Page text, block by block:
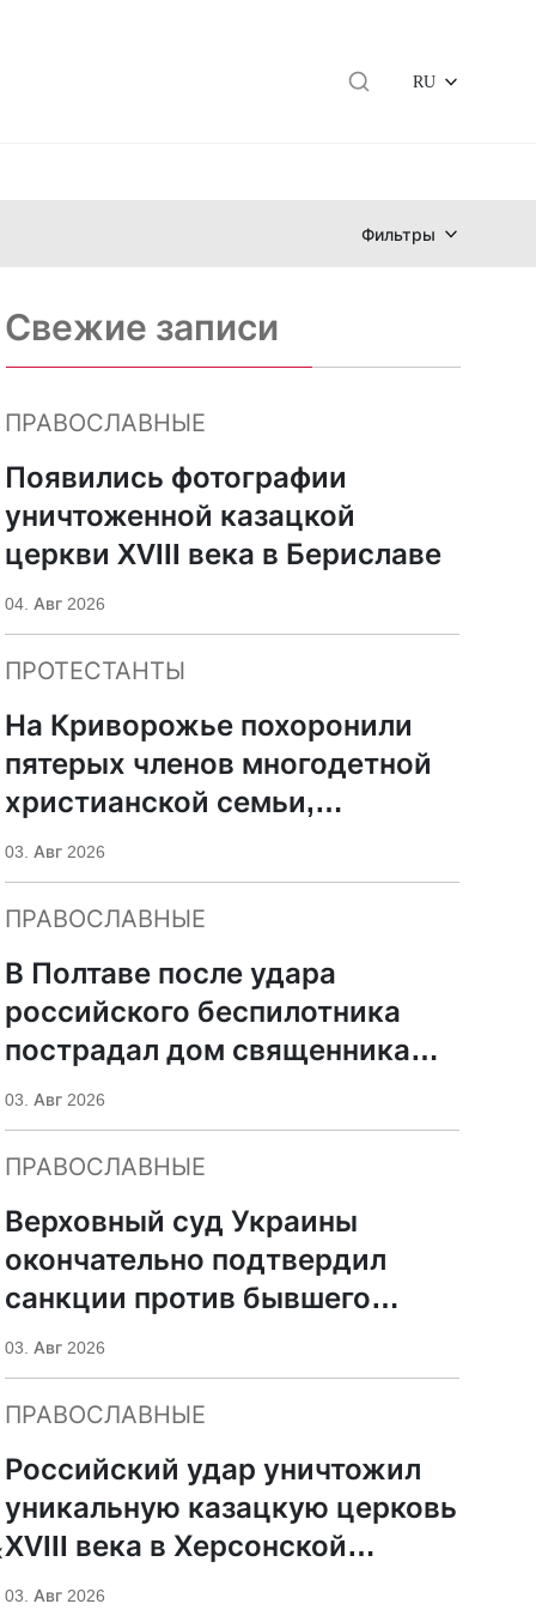
RU
Фильтры
Свежие записи
ПРАВОСЛАВНЫЕ
Появились фотографии
уничтоженной казацкой
церкви XVIII века в Бериславе
04. Авг 2026
ПРОТЕСТАНТЫ
На Криворожье похоронили
пятерых членов многодетной
христианской семьи,
погибших при российском
ударе
03. Авг 2026
ПРАВОСЛАВНЫЕ
В Полтаве после удара
российского беспилотника
пострадал дом священника
УПЦ
03. Авг 2026
ПРАВОСЛАВНЫЕ
Верховный суд Украины
окончательно подтвердил
санкции против бывшего
митрополита УПЦ Иосифа
03. Авг 2026
ПРАВОСЛАВНЫЕ
Российский удар уничтожил
уникальную казацкую церковь
XVIII века в Херсонской
области
03. Авг 2026